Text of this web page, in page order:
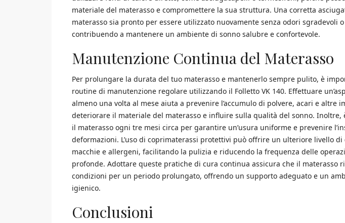
materiale del materasso e compromettere la sua struttura. Una corretta
materasso sia pronto per essere utilizzato nuovamente senza odori sgradevoli
contribuendo a mantenere un ambiente di sonno salubre e confortevole.
Manutenzione Continua del Materasso
Per prolungare la durata del tuo materasso e mantenerlo sempre pulito, è
routine di manutenzione regolare utilizzando il Folletto VK 140. Effettuare
almeno una volta al mese aiuta a prevenire l’accumulo di polvere, acari e altre
deteriorare il materiale del materasso e influire sulla qualità del sonno. Inoltre,
il materasso ogni tre mesi circa per garantire un’usura uniforme e prevenire
deformazioni. L’uso di coprimaterassi protettivi può offrire un ulteriore livello
macchie e allergeni, facilitando la pulizia e riducendo la frequenza delle
profonde. Adottare queste pratiche di cura continua assicura che il materasso
condizioni per un periodo prolungato, offrendo un supporto adeguato e un
igienico.
Conclusioni